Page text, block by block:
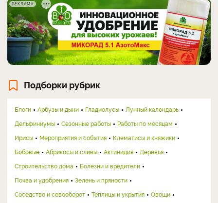
РЕКЛАМА
Подборки рубрик
Блоги Арбузы и дыни Гладиолусы
Лунный календарь
Дельфиниумы
Сезонные работы
Работы по месяцам
Ирисы
Мероприятия и события
Клематисы и княжики
Бобовые
Абрикосы и сливы Актинидия
Деревья
Строительство дома
Болезни и вредители
Почва и удобрения
Зелень и пряности
Соседство и севооборот
Теплицы и укрытия
Овощи